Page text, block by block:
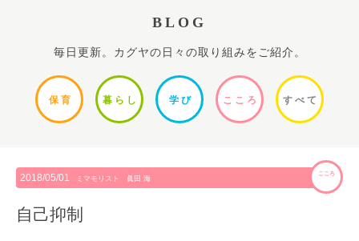
BLOG
毎日更新。カグヤの日々の取り組みをご紹介。
保 育 暮ら し 学 び ここ ろ すべて
2018/05/01 ミマモリスト 眞田 海
こころ
自己抑制